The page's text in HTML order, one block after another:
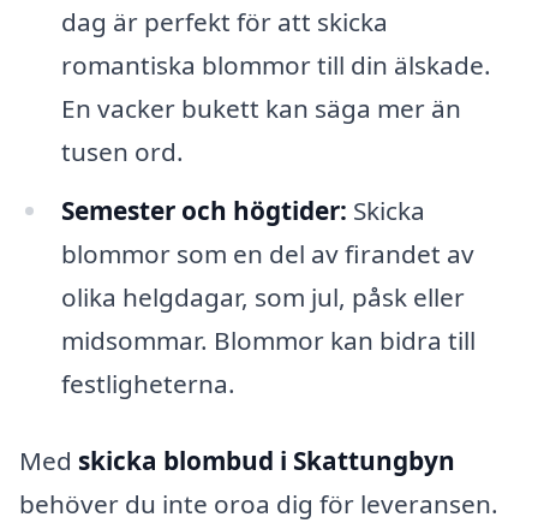
dag är perfekt för att skicka
romantiska blommor till din älskade.
En vacker bukett kan säga mer än
tusen ord.
Semester och högtider: Skicka
blommor som en del av firandet av
olika helgdagar, som jul, påsk eller
midsommar. Blommor kan bidra till
festligheterna.
Med skicka blombud i Skattungbyn
behöver du inte oroa dig för leveransen.